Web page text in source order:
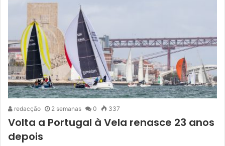
redacção 2 semanas 0 337
Volta a Portugal à Vela renasce 23 anos
depois